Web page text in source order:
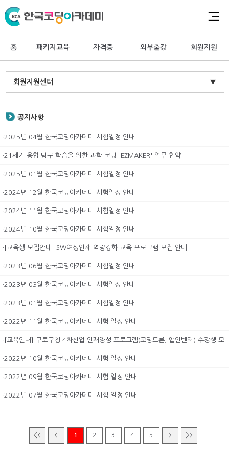
홈 패키지교육 자격증 외부출강 회원지원
회원지원센터 ▼
공지사항
·2025년 04월 한국코딩아카데미 시험일정 안내
·21세기 융합 탐구 학습을 위한 과학 코딩 'EZMAKER' 업무 협약
·2025년 01월 한국코딩아카데미 시험일정 안내
·2024년 12월 한국코딩아카데미 시험일정 안내
·2024년 11월 한국코딩아카데미 시험일정 안내
·2024년 10월 한국코딩아카데미 시험일정 안내
·[교육생 모집안내] SW여성인재 역량강화 교육 프로그램 모집 안내
·2023년 06월 한국코딩아카데미 시험일정 안내
·2023년 03월 한국코딩아카데미 시험일정 안내
·2023년 01월 한국코딩아카데미 시험일정 안내
·2022년 11월 한국코딩아카데미 시험 일정 안내
·[교육안내] 구로구청 4차산업 인재양성 프로그램(코딩드론, 앱인벤터) 수강생 모
집(10. 4~ 선착순마감)
·2022년 10월 한국코딩아카데미 시험 일정 안내
·2022년 09월 한국코딩아카데미 시험 일정 안내
·2022년 07월 한국코딩아카데미 시험 일정 안내
<< < 1 2 3 4 5 > >>